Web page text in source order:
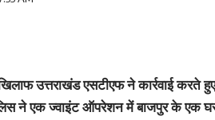
उत्तराखंड एसटीएफ ने कार्रवाई करते
ने एक ज्वाइंट ऑपरेशन में बाजपुर के एक घर